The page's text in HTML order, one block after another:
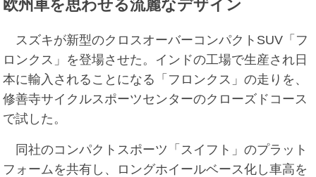
欧州車を思わせる流麗なデザイン
スズキが新型のクロスオーバーコンパクトSUV「フ
ロンクス」を登場させた。インドの工場で生産され日
本に輸入されることになる「フロンクス」の走りを、
修善寺サイクルスポーツセンターのクローズドコース
で試した。
同社のコンパクトスポーツ「スイフト」のプラット
フォームを共有し、ロングホイールベース化し車高を